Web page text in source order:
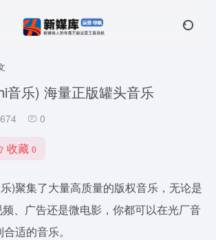
音乐) 海量正版罐头音乐
0
收藏 0
)聚集了大量高质量的版权音乐，无论是
、广告还是微电影，你都可以在光厂音
适的音乐。